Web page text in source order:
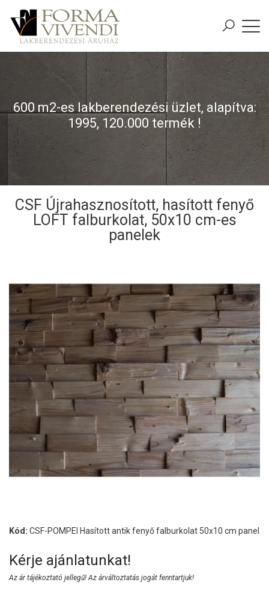
600 m2-es lakberendezési üzlet, alapítva:
1995, 120.000 termék !
CSF Újrahasznosított, hasított fenyő
LOFT falburkolat, 50x10 cm-es
panelek
Kód: CSF-POMPEI Hasított antik fenyő falburkolat 50x10 cm panel
Kérje ajánlatunkat!
Az ár tájékoztató jellegű! Az árváltoztatás jogát fenntartjuk!